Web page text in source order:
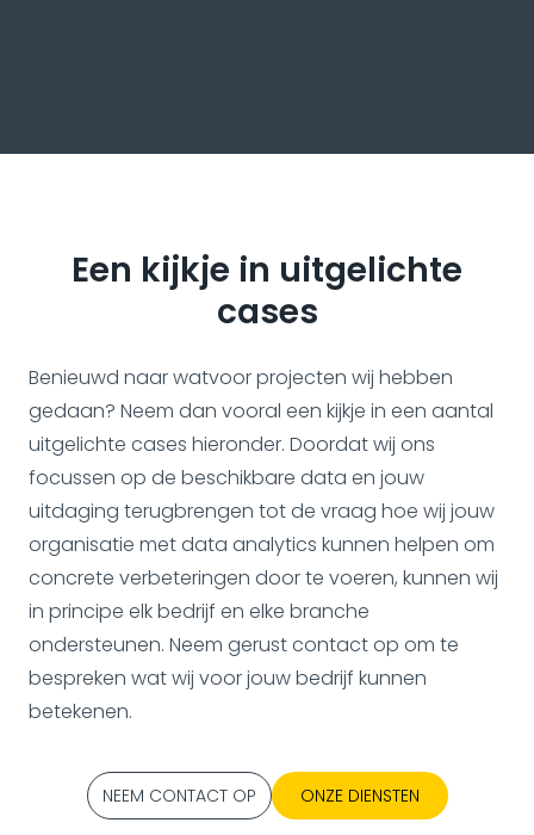
Een kijkje in uitgelichte
cases
Benieuwd naar watvoor projecten wij hebben
gedaan? Neem dan vooral een kijkje in een aantal
uitgelichte cases hieronder. Doordat wij ons
focussen op de beschikbare data en jouw
uitdaging terugbrengen tot de vraag hoe wij jouw
organisatie met data analytics kunnen helpen om
concrete verbeteringen door te voeren, kunnen wij
in principe elk bedrijf en elke branche
ondersteunen. Neem gerust contact op om te
bespreken wat wij voor jouw bedrijf kunnen
betekenen.
NEEM CONTACT OP ONZE DIENSTEN